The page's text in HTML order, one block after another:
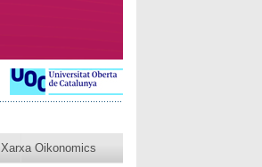
Xarxa Oikonomics